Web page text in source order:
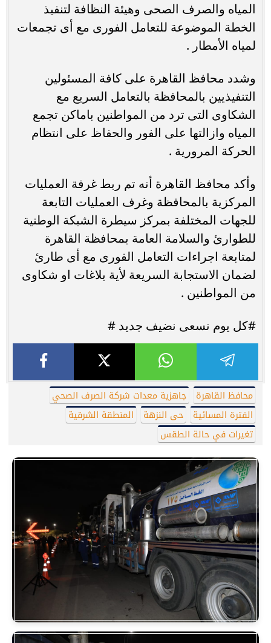
المياه والصرف الصحى وهيئة النظافة لتنفيذ
الخطة الموضوعة للتعامل الفورى مع أى تجمعات
لمياه الأمطار .
وشدد محافظ القاهرة على كافة المسئولين
التنفيذيين بالمحافظة بالتعامل السريع مع
الشكاوى التى ترد من المواطنين باماكن تجمع
المياه وازالتها على الفور والحفاظ على انتظام
الحركة المرورية .
وأكد محافظ القاهرة أنه تم ربط غرفة العمليات
المركزية بالمحافظة وغرف العمليات التابعة
للجهات المختلفة بمركز سيطرة الشبكة الوطنية
للطوارئ والسلامة العامة بمحافظة القاهرة
لمتابعة اجراءات التعامل الفورى مع أى طارئ
لضمان الاستجابة السريعة لأية بلاغات او شكاوى
من المواطنين .
#كل يوم نسعى نضيف جديد #
محافظ القاهرة
جاهزية معدات شركة الصرف الصحي
الفترة المسائية
حى النزهة
المنطقة الشرقية
تغيرات في حالة الطقس